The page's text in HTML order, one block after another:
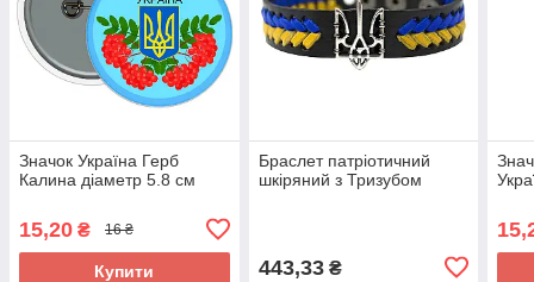
Значок Україна Герб
Калина діаметр 5.8 см
15,20 ₴ 16 ₴
Купити
Браслет патріотичний
шкіряний з Тризубом
443,33₴